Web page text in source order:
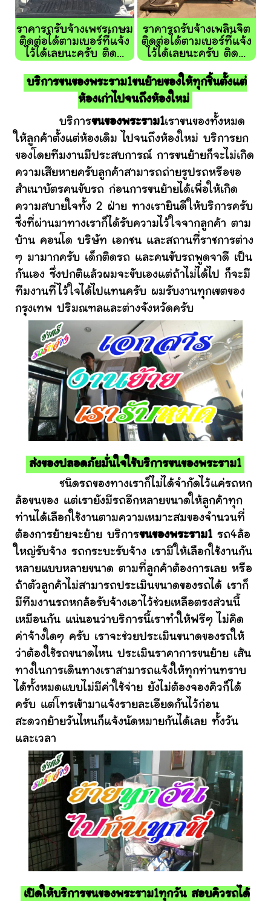
ราคารถรับจ้างเพชรเกษม
ติดต่อได้ตามเบอร์ที่แจ้ง
ไว้ได้เลยนะครับ ติด...
ราคารถรับจ้างเพลินจิต
ติดต่อได้ตามเบอร์ที่แจ้ง
ไว้ได้เลยนะครับ ติด...
บริการขนของพระราม1ขนย้ายของให้ทุกชิ้นตั้งแต่
ห้องเก่าไปจนถึงห้องใหม่
บริการขนของพระราม1เราขนของทั้งหมด
ให้ลูกค้าตั้งแต่ห้องเดิม ไปจนถึงห้องใหม่ บริการยก
ของโดยทีมงานมีประสบการณ์ การขนย้ายก็จะไม่เกิด
ความเสียหายครับลูกค้าสามารถถ่ายรูปรถหรือขอ
สำเนาบัตรคนขับรถ ก่อนการขนย้ายได้เพื่อให้เกิด
ความสบายใจทั้ง 2 ฝ่าย ทางเรายินดีให้บริการครับ
ซึ่งที่ผ่านมาทางเราก็ได้รับความไว้ใจจากลูกค้า ตาม
บ้าน คอนโด บริษัท เอกชน และสถานที่ราชการต่าง
ๆ มามากครับ เด็กติดรถ และคนขับรถพูดจาดี เป็น
กันเอง ซึ่งปกติแล้วผมจะขับเองแต่ถ้าไม่ได้ไป ก็จะมี
ทีมงานที่ไว้ใจได้ไปแทนครับ ผมรับงานทุกเขตของ
กรุงเทพ ปริมณฑลและต่างจังหวัดครับ
ส่งของปลอดภัยมั่นใจใช้บริการขนของพระราม1
ชนิดรถของทางเราก็ไม่ได้จำกัดไว้แค่รถหก
ล้อขนของ แต่เรายังมีรถอีกหลายขนาดให้ลูกค้าทุก
ท่านได้เลือกใช้งานตามความเหมาะสมของจำนวนที่
ต้องการย้ายจะย้าย บริการขนของพระราม1 รถ4ล้อ
ใหญ่รับจ้าง รถกระบะรับจ้าง เรามีให้เลือกใช้งานกัน
หลายแบบหลายขนาด ตามที่ลูกค้าต้องการเลย หรือ
ถ้าตัวลูกค้าไม่สามารถประเมินขนาดของรถได้ เราก็
มีทีมงานรถหกล้อรับจ้างเอาไว้ช่วยเหลือตรงส่วนนี้
เหมือนกัน แน่นอนว่าบริการนี้เราทำให้ฟรีๆ ไม่คิด
ค่าจ้างใดๆ ครับ เราจะช่วยประเมินขนาดของรถให้
ว่าต้องใช้รถขนาดไหน ประเมินราคาการขนย้าย เส้น
ทางในการเดินทางเราสามารถแจ้งให้ทุกท่านทราบ
ได้ทั้งหมดแบบไม่มีค่าใช้จ่าย ยังไม่ต้องจองคิวก็ได้
ครับ แต่โทรเข้ามาแจ้งรายละเอียดกันไว้ก่อน
สะดวกย้ายวันไหนก็แจ้งนัดหมายกันได้เลย ทั้งวัน
และเวลา
เปิดให้บริการขนของพระราม1ทุกวัน สอบคิวรถได้